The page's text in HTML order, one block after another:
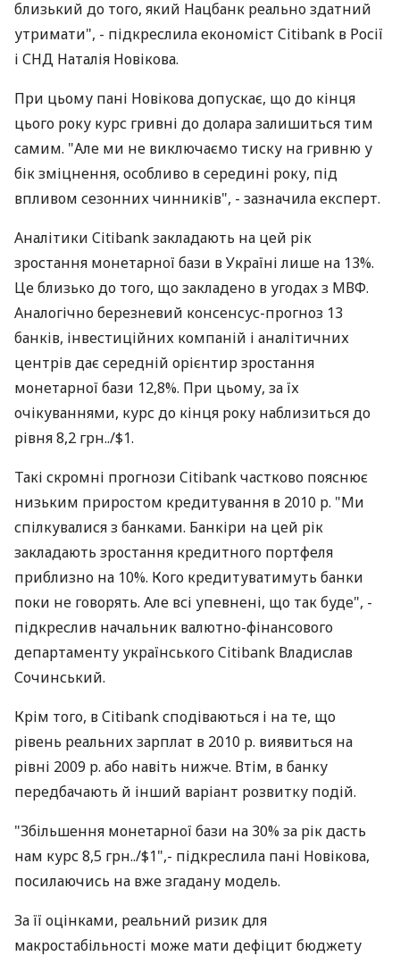
близький до того, який Нацбанк реально здатний
утримати", - підкреслила економіст Citibank в Росії
і СНД Наталія Новікова.
При цьому пані Новікова допускає, що до кінця
цього року курс гривні до долара залишиться тим
самим. "Але ми не виключаємо тиску на гривню у
бік зміцнення, особливо в середині року, під
впливом сезонних чинників", - зазначила експерт.
Аналітики Citibank закладають на цей рік
зростання монетарної бази в Україні лише на 13%.
Це близько до того, що закладено в угодах з МВФ.
Аналогічно березневий консенсус-прогноз 13
банків, інвестиційних компаній і аналітичних
центрів дає середній орієнтир зростання
монетарної бази 12,8%. При цьому, за їх
очікуваннями, курс до кінця року наблизиться до
рівня 8,2 грн../$1.
Такі скромні прогнози Citibank частково пояснює
низьким приростом кредитування в 2010 р. "Ми
спілкувалися з банками. Банкіри на цей рік
закладають зростання кредитного портфеля
приблизно на 10%. Кого кредитуватимуть банки
поки не говорять. Але всі упевнені, що так буде", -
підкреслив начальник валютно-фінансового
департаменту українського Citibank Владислав
Сочинський.
Крім того, в Citibank сподіваються і на те, що
рівень реальних зарплат в 2010 р. виявиться на
рівні 2009 р. або навіть нижче. Втім, в банку
передбачають й інший варіант розвитку подій.
"Збільшення монетарної бази на 30% за рік дасть
нам курс 8,5 грн../$1",- підкреслила пані Новікова,
посилаючись на вже згадану модель.
За її оцінками, реальний ризик для
макростабільності може мати дефіцит бюджету